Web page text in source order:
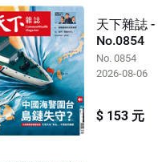
天下雜誌 -
No.0854
No. 0854
2026-08-06
$ 153 元